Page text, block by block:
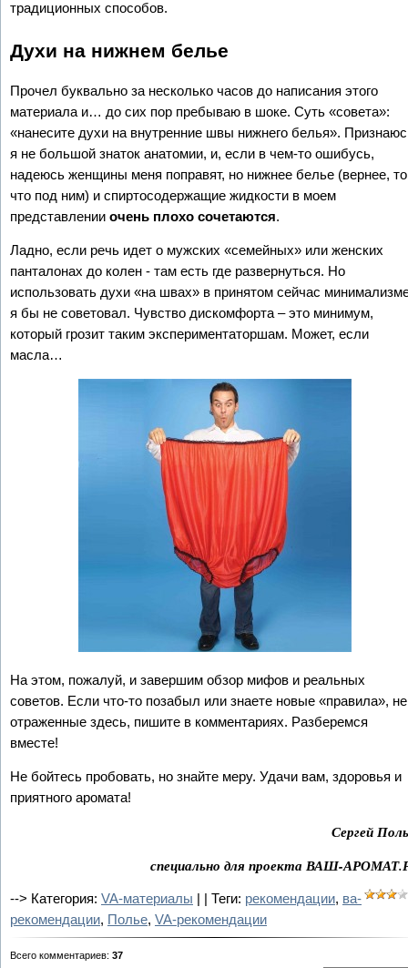
традиционных способов.
Духи на нижнем белье
Прочел буквально за несколько часов до написания этого
материала и… до сих пор пребываю в шоке. Суть «совета»:
«нанесите духи на внутренние швы нижнего белья».
я не большой знаток анатомии, и, если в чем-то ошибусь,
надеюсь женщины меня поправят, но нижнее белье (вернее,
что под ним) и спиртосодержащие жидкости в моем
представлении очень плохо сочетаются.
Ладно, если речь идет о мужских «семейных» или женских
панталонах до колен - там есть где развернуться. Но
использовать духи «на швах» в принятом сейчас
я бы не советовал. Чувство дискомфорта – это минимум,
который грозит таким экспериментаторшам. Может, если
масла…
На этом, пожалуй, и завершим обзор мифов и реальных
советов. Если что-то позабыл или знаете новые «правила», не
отраженные здесь, пишите в комментариях. Разберемся
вместе!
Не бойтесь пробовать, но знайте меру. Удачи вам, здоровья и
приятного аромата!
Сергей
специально для проекта ВАШ-
--> Категория: VA-материалы | | Теги: рекомендации, ва-
рекомендации, Полье, VA-рекомендации
Всего комментариев: 37